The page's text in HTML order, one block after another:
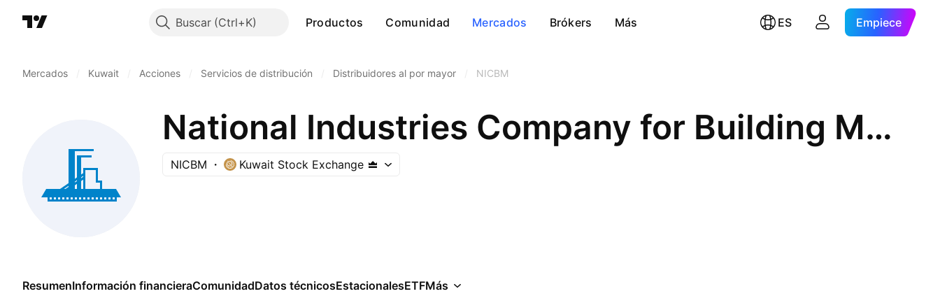
Buscar Productos Comunidad Mercados Brókers Más ES Empiece
Mercados Kuwait Acciones Servicios de distribución Distribuidores al por mayor NICBM
National Industries Company for Building Materials
NICBM Kuwait Stock Exchange
ResumenInformación financieraComunidadDatos técnicosEstacionalesETFMás